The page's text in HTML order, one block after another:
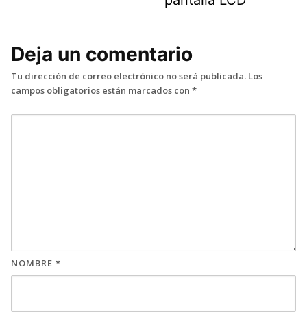
Deja un comentario
Tu dirección de correo electrónico no será publicada. Los
campos obligatorios están marcados con *
NOMBRE *